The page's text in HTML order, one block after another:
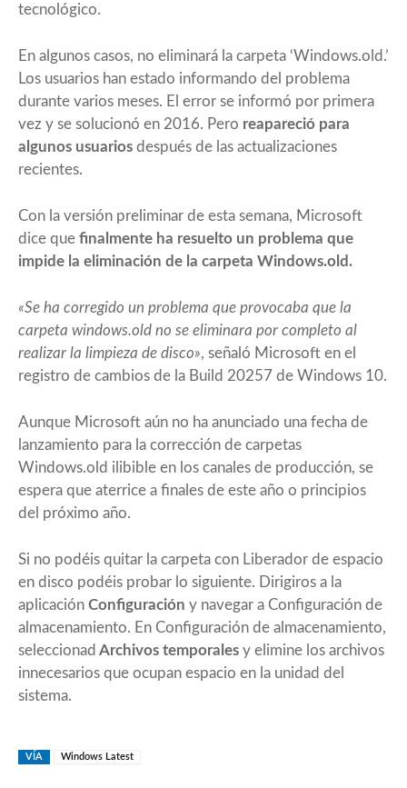
tecnológico.
En algunos casos, no eliminará la carpeta ‘Windows.old.’
Los usuarios han estado informando del problema
durante varios meses. El error se informó por primera
vez y se solucionó en 2016. Pero reapareció para
algunos usuarios después de las actualizaciones
recientes.
Con la versión preliminar de esta semana, Microsoft
dice que finalmente ha resuelto un problema que
impide la eliminación de la carpeta Windows.old.
«Se ha corregido un problema que provocaba que la
carpeta windows.old no se eliminara por completo al
realizar la limpieza de disco», señaló Microsoft en el
registro de cambios de la Build 20257 de Windows 10.
Aunque Microsoft aún no ha anunciado una fecha de
lanzamiento para la corrección de carpetas
Windows.old ilibible en los canales de producción, se
espera que aterrice a finales de este año o principios
del próximo año.
Si no podéis quitar la carpeta con Liberador de espacio
en disco podéis probar lo siguiente. Dirigiros a la
aplicación Configuración y navegar a Configuración de
almacenamiento. En Configuración de almacenamiento,
seleccionad Archivos temporales y elimine los archivos
innecesarios que ocupan espacio en la unidad del
sistema.
VÍA Windows Latest